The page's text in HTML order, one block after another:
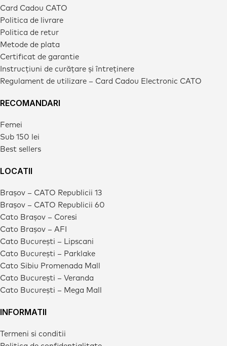
Card Cadou CATO
Politica de livrare
Politica de retur
Metode de plata
Certificat de garantie
Instrucțiuni de curățare și întreținere
Regulament de utilizare – Card Cadou Electronic CATO
RECOMANDARI
Femei
Sub 150 lei
Best sellers
LOCATII
Brașov – CATO Republicii 13
Brașov – CATO Republicii 60
Cato Brașov – Coresi
Cato Brașov – AFI
Cato București – Lipscani
Cato București – Parklake
Cato Sibiu Promenada Mall
Cato București – Veranda
Cato București – Mega Mall
INFORMATII
Termeni si conditii